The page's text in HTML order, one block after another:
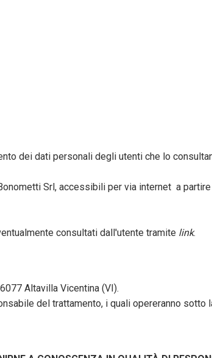
dei dati personali degli utenti che lo
Srl, accessibili per via internet a
consultati dall'utente tramite link.
Altavilla Vicentina (VI).
del trattamento, i quali opereranno